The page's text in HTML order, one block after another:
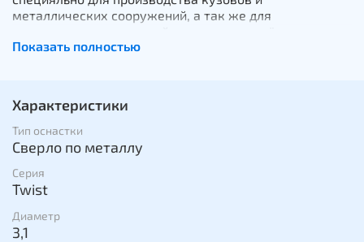
металлических сооружений, а так же для
Быстрая замена, благодаря наличию двух сторон
данное сверло наиболее удобным при сверлении
большого числа отверстий в тонколистовом металле
без отрыва от рабочего процесса.
Показать полностью
Характеристики
Тип оснастки
Сверло по металлу
Серия
Twist
Диаметр
3,1